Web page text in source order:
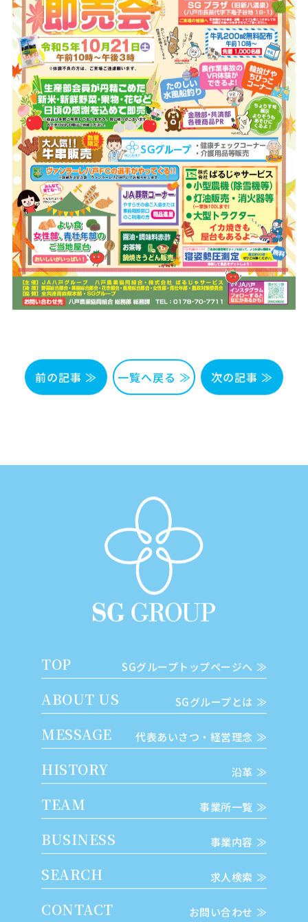
前の記事 ≫ 一覧へ戻る ≫ 次の記事 ≫
TOP SGグループトップページへ
ABOUT US SGグループとは
MESSAGE 代表あいさつ・経営理念
HISTORY 沿革
TEAM 事業所一覧
BUSINESS 事業内容
SEARCH 求人検索
CONTACT お問い合わせ